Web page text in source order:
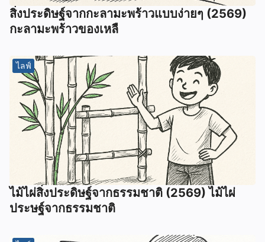
สิ่งประดิษฐ์จากกะลามะพร้าวแบบง่ายๆ (2569)
กะลามะพร้าวของเหลื
ไลฟ์
ไม้ไผ่สิ่งประดิษฐ์จากธรรมชาติ (2569) ไม้ไผ่
ประษฐ์จากธรรมชาติ